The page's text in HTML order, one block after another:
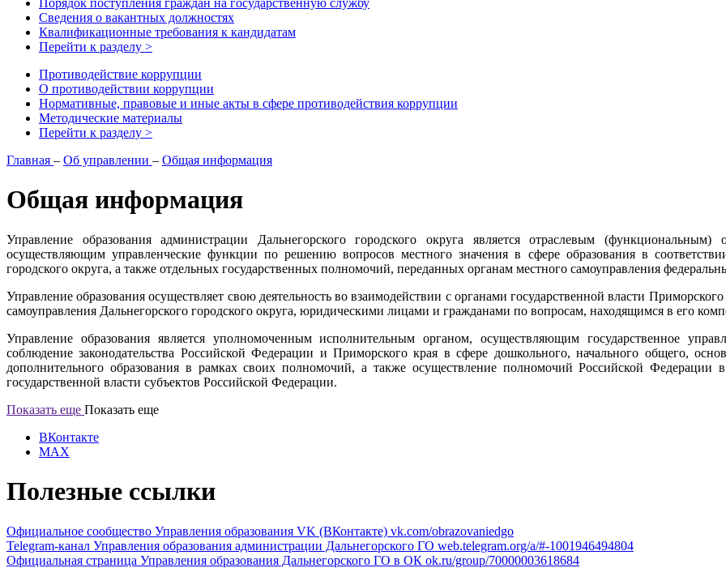
Порядок поступления граждан на государственную службу
Сведения о вакантных должностях
Квалификационные требования к кандидатам
Перейти к разделу >
Противодействие коррупции
О противодействии коррупции
Нормативные, правовые и иные акты в сфере противодействия коррупции
Методические материалы
Перейти к разделу >
Главная – Об управлении – Общая информация
Общая информация
Управление образования администрации Дальнегорского городского округа является отраслевым (функциональным)
осуществляющим управленческие функции по решению вопросов местного значения в сфере образования в
городского округа, а также отдельных государственных полномочий, переданных органам местного самоуправления
Управление образования осуществляет свою деятельность во взаимодействии с органами государственной власти
самоуправления Дальнегорского городского округа, юридическими лицами и гражданами по вопросам, находящимся в его
Управление образования является уполномоченным исполнительным органом, осуществляющим государственное
соблюдение законодательства Российской Федерации и Приморского края в сфере дошкольного, начального общего,
дополнительного образования в рамках своих полномочий, а также осуществление полномочий Российской Федерации
государственной власти субъектов Российской Федерации.
Показать еще Показать еще
ВКонтакте
MAX
Полезные ссылки
Официальное сообщество Управления образования VK (ВКонтакте) vk.com/obrazovaniedgo
Telegram-канал Управления образования администрации Дальнегорского ГО web.telegram.org/a/#-1001946494804
Официальная страница Управления образования Дальнегорского ГО в ОК ok.ru/group/70000003618684